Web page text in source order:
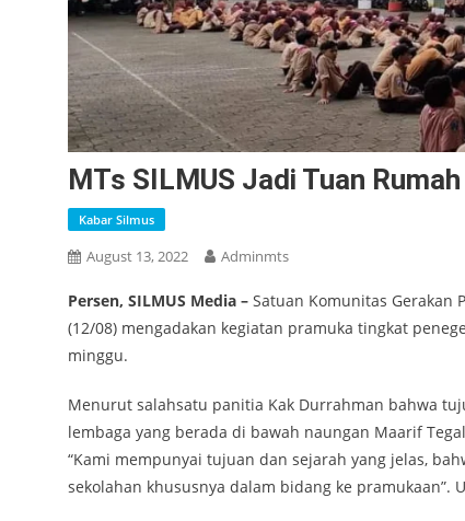
MTs SILMUS Jadi Tuan
Kabar Silmus
August 13, 2022 Adminmts
Persen, SILMUS Media – Satuan Komunitas Gerakan
(12/08) mengadakan kegiatan pramuka tingkat
minggu.
Menurut salahsatu panitia Kak Durrahman bahwa
lembaga yang berada di bawah naungan Maarif
“Kami mempunyai tujuan dan sejarah yang jelas,
sekolahan khususnya dalam bidang ke